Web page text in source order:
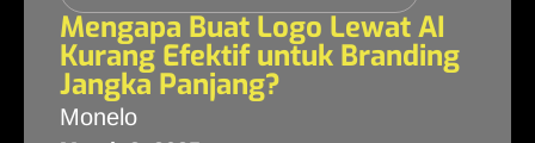
Mengapa Buat Logo Lewat AI
Kurang Efektif untuk Branding
Jangka Panjang?
Monelo